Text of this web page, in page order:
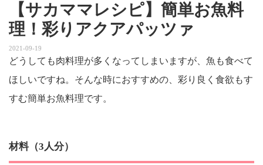
【サカママレシピ】簡単お魚料
理！彩りアクアパッツァ
2021-09-19
どうしても肉料理が多くなってしまいますが、魚も食べて
ほしいですね。そんな時におすすめの、彩り良く食欲もす
すむ簡単お魚料理です。
材料（3人分）